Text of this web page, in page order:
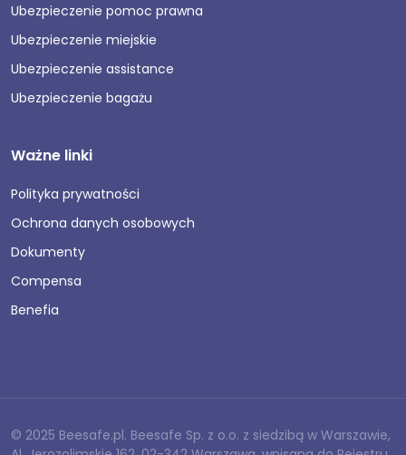
Ubezpieczenie pomoc prawna
Ubezpieczenie miejskie
Ubezpieczenie assistance
Ubezpieczenie bagażu
Ważne linki
Polityka prywatności
Ochrona danych osobowych
Dokumenty
Compensa
Benefia
© 2025 Beesafe.pl. Beesafe Sp. z o.o. z siedzibą w Warszawie,